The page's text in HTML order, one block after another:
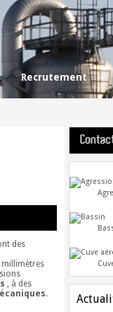
Recrutement
des
, à des
.